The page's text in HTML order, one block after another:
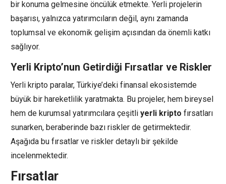
bir konuma gelmesine öncülük etmekte. Yerli projelerin
başarısı, yalnızca yatırımcıların değil, aynı zamanda
toplumsal ve ekonomik gelişim açısından da önemli katkı
sağlıyor.
Yerli Kripto’nun Getirdiği Fırsatlar ve Riskler
Yerli kripto paralar, Türkiye’deki finansal ekosistemde
büyük bir hareketlilik yaratmakta. Bu projeler, hem bireysel
hem de kurumsal yatırımcılara çeşitli yerli kripto fırsatları
sunarken, beraberinde bazı riskler de getirmektedir.
Aşağıda bu fırsatlar ve riskler detaylı bir şekilde
incelenmektedir.
Fırsatlar